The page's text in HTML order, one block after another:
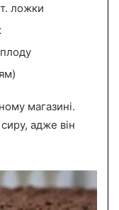
ложки
магазині.
адже він